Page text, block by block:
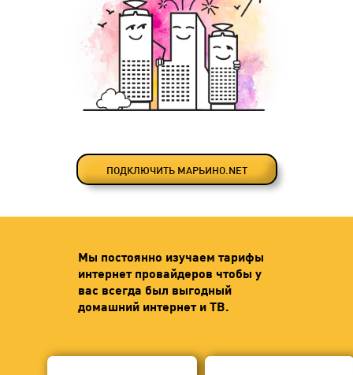
ПОДКЛЮЧИТЬ МАРЬИНО.NET
Мы постоянно изучаем тарифы
интернет провайдеров чтобы у
вас всегда был выгодный
домашний интернет и ТВ.